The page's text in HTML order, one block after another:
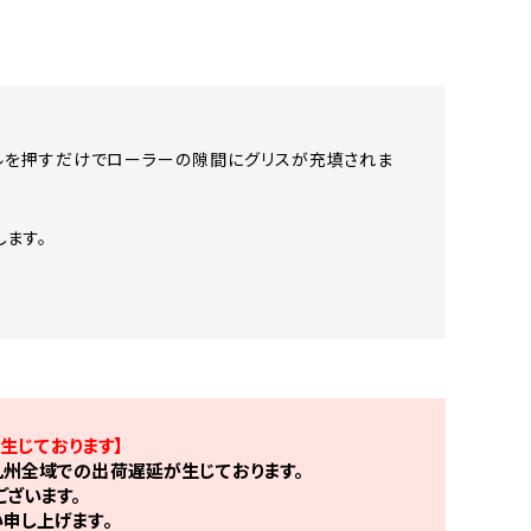
を押すだけでローラーの隙間にグリスが充填されま
す。
ております】
全域での出荷遅延が生じております。
います。
し上げます。